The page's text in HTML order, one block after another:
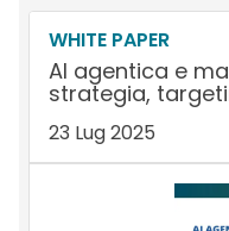
WHITE PAPER
AI agentica e
strategia,
23 Lug 2025